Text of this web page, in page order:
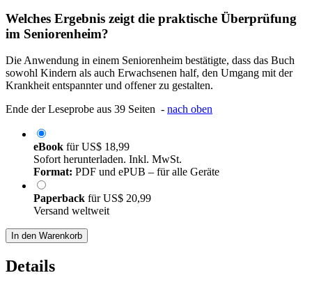
Welches Ergebnis zeigt die praktische Überprüfung
im Seniorenheim?
Die Anwendung in einem Seniorenheim bestätigte, dass das Buch
sowohl Kindern als auch Erwachsenen half, den Umgang mit der
Krankheit entspannter und offener zu gestalten.
Ende der Leseprobe aus 39 Seiten - nach oben
eBook fürUS$ 18,99
Sofort herunterladen. Inkl. MwSt.
Format: PDF und ePUB – für alle Geräte
Paperback fürUS$ 20,99
Versand weltweit
In den Warenkorb
Details